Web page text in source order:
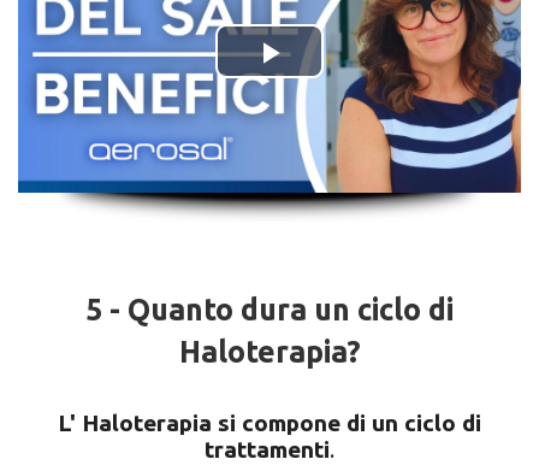
5 - Quanto dura un ciclo di
Haloterapia?
L' Haloterapia si compone di un ciclo di
trattamenti.